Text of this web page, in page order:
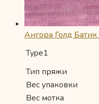
Ангора Голд
Type1
Тип пряжи
Вес упаковки
Вес мотка